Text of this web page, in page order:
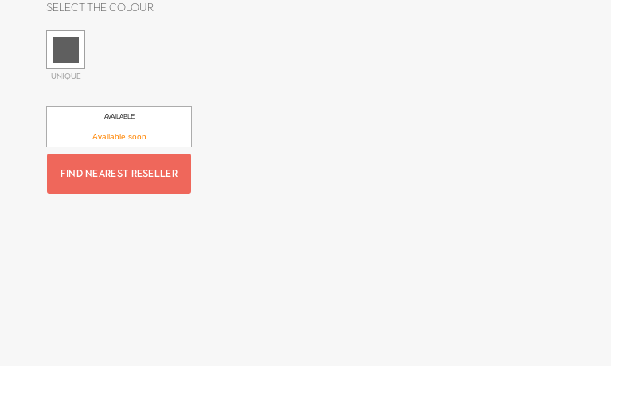
Select the colour
UNIQUE
AVAILABLE
Available soon
FIND NEAREST RESELLER